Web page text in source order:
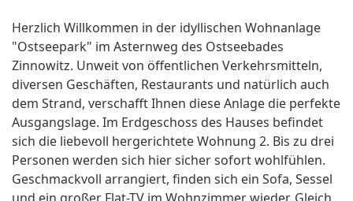
Herzlich Willkommen in der idyllischen Wohnanlage
"Ostseepark" im Asternweg des Ostseebades
Zinnowitz. Unweit von öffentlichen Verkehrsmitteln,
diversen Geschäften, Restaurants und natürlich auch
dem Strand, verschafft Ihnen diese Anlage die perfekte
Ausgangslage. Im Erdgeschoss des Hauses befindet
sich die liebevoll hergerichtete Wohnung 2. Bis zu drei
Personen werden sich hier sicher sofort wohlfühlen.
Geschmackvoll arrangiert, finden sich ein Sofa, Sessel